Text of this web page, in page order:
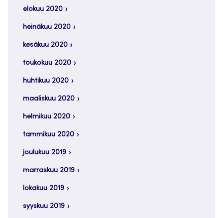
elokuu 2020
heinäkuu 2020
kesäkuu 2020
toukokuu 2020
huhtikuu 2020
maaliskuu 2020
helmikuu 2020
tammikuu 2020
joulukuu 2019
marraskuu 2019
lokakuu 2019
syyskuu 2019